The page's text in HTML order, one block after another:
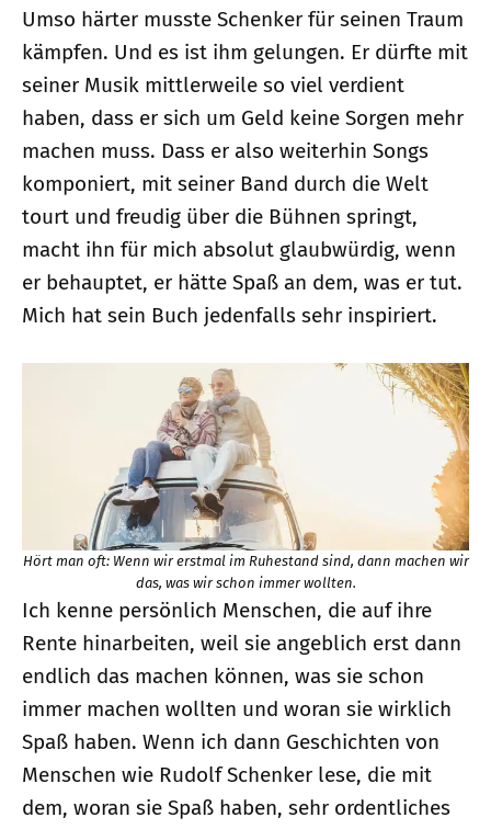
Umso härter musste Schenker für seinen Traum
kämpfen. Und es ist ihm gelungen. Er dürfte mit
seiner Musik mittlerweile so viel verdient
haben, dass er sich um Geld keine Sorgen mehr
machen muss. Dass er also weiterhin Songs
komponiert, mit seiner Band durch die Welt
tourt und freudig über die Bühnen springt,
macht ihn für mich absolut glaubwürdig, wenn
er behauptet, er hätte Spaß an dem, was er tut.
Mich hat sein Buch jedenfalls sehr inspiriert.
Hört man oft: Wenn wir erstmal im Ruhestand sind, dann machen wir
das, was wir schon immer wollten.
Ich kenne persönlich Menschen, die auf ihre
Rente hinarbeiten, weil sie angeblich erst dann
endlich das machen können, was sie schon
immer machen wollten und woran sie wirklich
Spaß haben. Wenn ich dann Geschichten von
Menschen wie Rudolf Schenker lese, die mit
dem, woran sie Spaß haben, sehr ordentliches